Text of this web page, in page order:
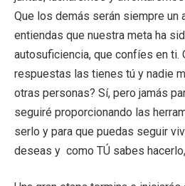
Que los demás serán siempre un
entiendas que nuestra meta ha
autosuficiencia, que confíes en ti.
respuestas las tienes tú y nadie
otras personas? Sí, pero jamás
seguiré proporcionando las
serlo y para que puedas seguir
deseas y como TÚ sabes